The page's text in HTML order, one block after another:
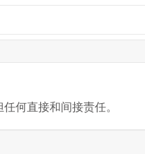
何直接和间接责任。